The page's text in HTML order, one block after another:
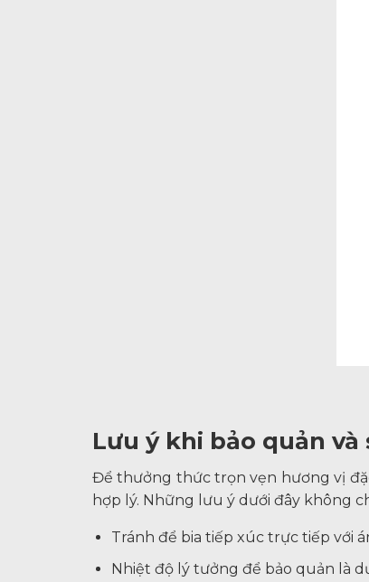
Lưu ý khi bảo quản và
Để thưởng thức trọn vẹn hương vị
hợp lý. Những lưu ý dưới đây không
Tránh để bia tiếp xúc trực tiếp với
Nhiệt độ lý tưởng để bảo quản là